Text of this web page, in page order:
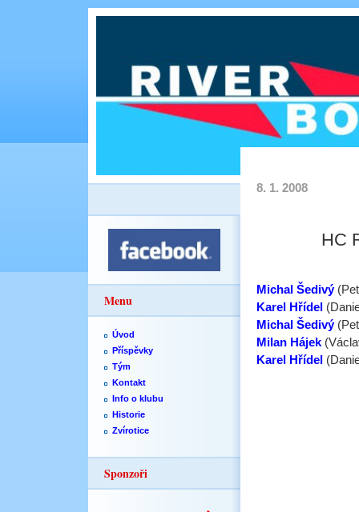
Menu
Úvod
Příspěvky
Tým
Kontakt
Info o klubu
Historie
Zvírotice
Sponzoři
8. 1. 2008
HC
Michal Šedivý
Karel Hřídel
Michal Šedivý
Milan Hájek
Karel Hřídel